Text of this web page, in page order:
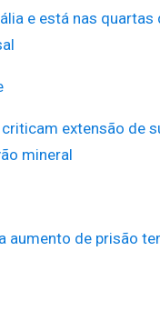
e está nas quartas
extensão de
mineral
aumento de prisão